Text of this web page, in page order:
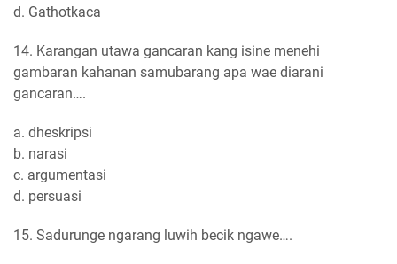
d. Gathotkaca
14. Karangan utawa gancaran kang isine menehi
gambaran kahanan samubarang apa wae diarani
gancaran….
a. dheskripsi
b. narasi
c. argumentasi
d. persuasi
15. Sadurunge ngarang luwih becik ngawe….